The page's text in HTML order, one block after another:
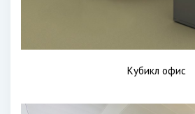
Кубикл офис